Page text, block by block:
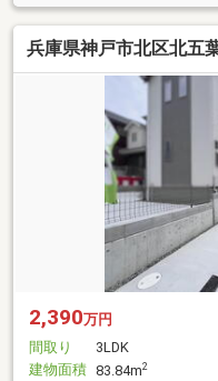
兵庫県神戸市北区北五
2,390万円
間取り
3LDK
建物面積 83.84m2